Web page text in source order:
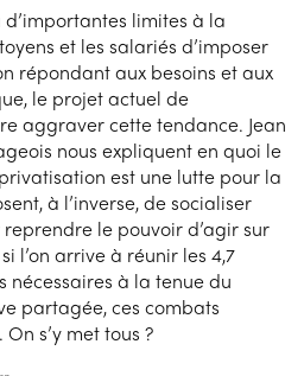
d’importantes limites à la
et les salariés d’imposer
répondant aux besoins et aux
le projet actuel de
aggraver cette tendance. Jean
nous expliquent en quoi le
est une lutte pour la
à l’inverse, de socialiser
le pouvoir d’agir sur
l’on arrive à réunir les 4,7
nécessaires à la tenue du
partagée, ces combats
s’y met tous ?